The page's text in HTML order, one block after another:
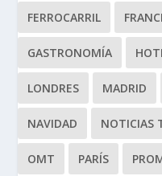
FERROCARRIL
GASTRONOMÍA
LONDRES MADRID
NAVIDAD NOTICIAS
OMT PARÍS